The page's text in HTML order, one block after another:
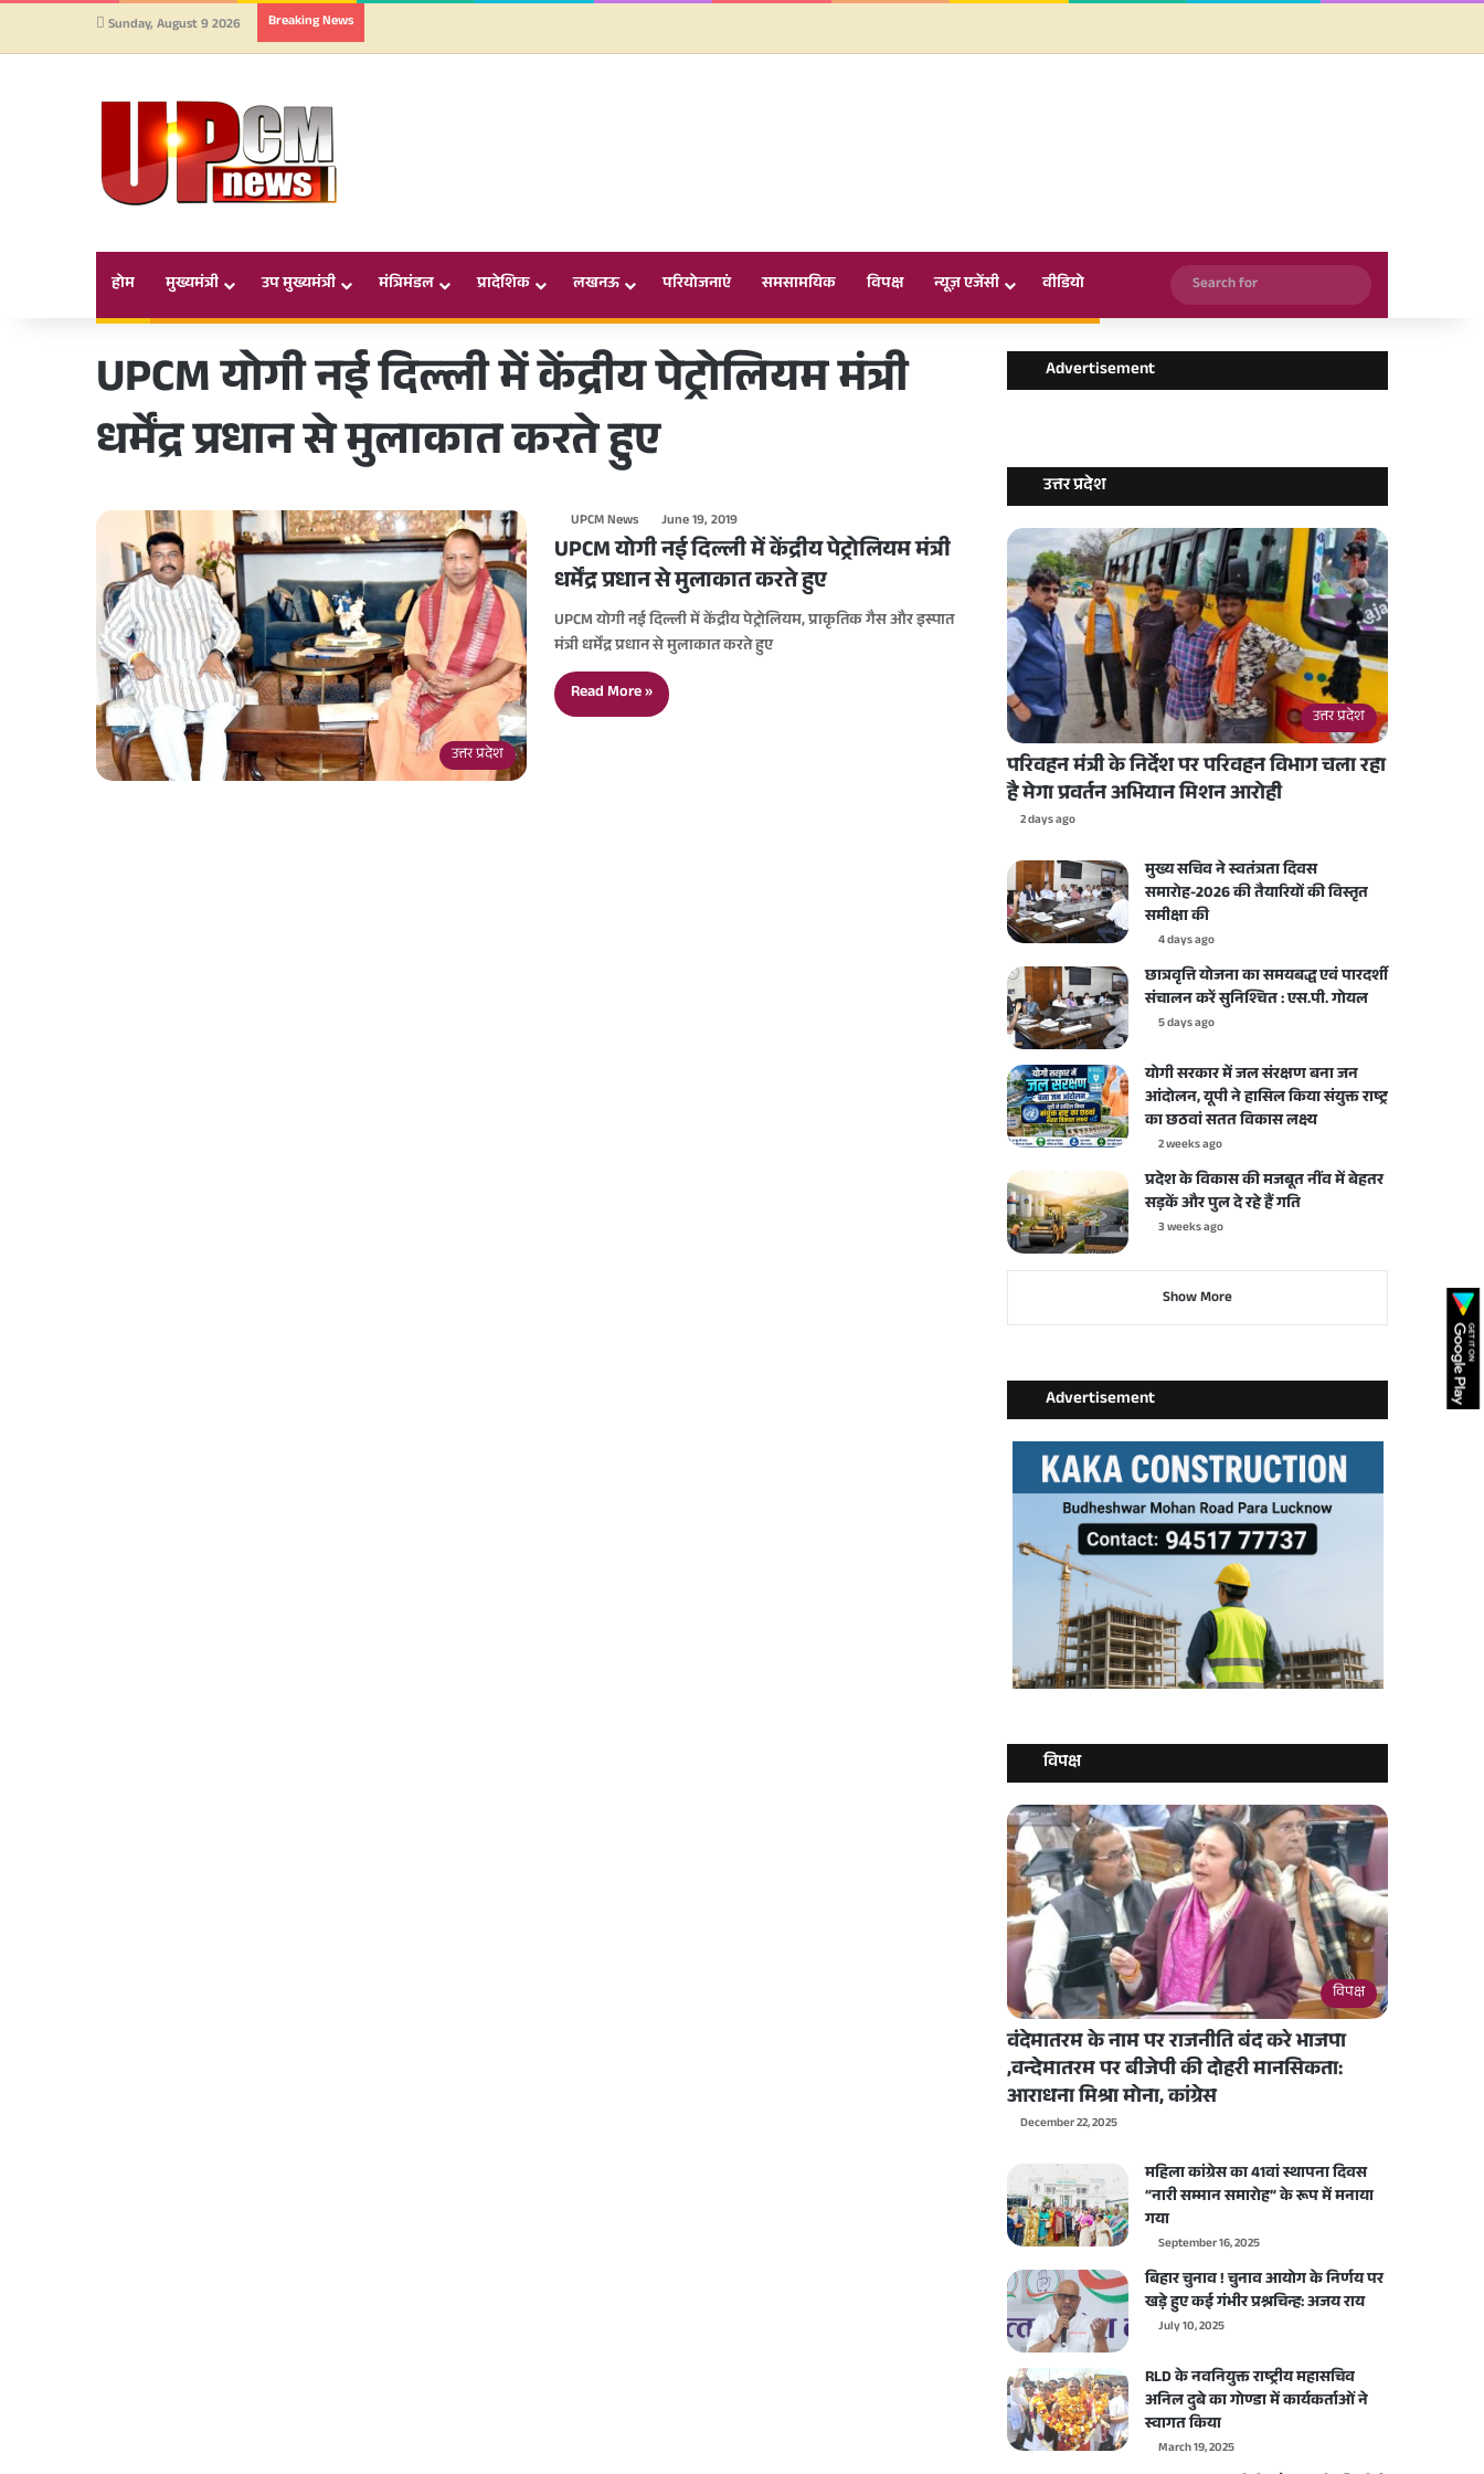
Sunday, August 9 2026 Breaking News
होम मुख्यमंत्री उप मुख्यमंत्री मंत्रिमंडल प्रादेशिक लखनऊ परियोजनाएं समसामयिक विपक्ष न्यूज़ एजेंसी वीडियो
Search
for
UPCM योगी नई दिल्ली में केंद्रीय पेट्रोलियम मंत्री
धर्मेंद्र प्रधान से मुलाकात करते हुए
उत्तर प्रदेश
UPCM News June 19, 2019
UPCM योगी नई दिल्ली में केंद्रीय पेट्रोलियम मंत्री
धर्मेंद्र प्रधान से मुलाकात करते हुए
UPCM योगी नई दिल्ली में केंद्रीय पेट्रोलियम, प्राकृतिक गैस और इस्पात
मंत्री धर्मेंद्र प्रधान से मुलाकात करते हुए
Read More »
Advertisement
उत्तर प्रदेश
उत्तर प्रदेश
परिवहन मंत्री के निर्देश पर परिवहन विभाग चला रहा
है मेगा प्रवर्तन अभियान मिशन आरोही
2 days ago
मुख्य सचिव ने स्वतंत्रता दिवस
समारोह-2026 की तैयारियों की विस्तृत
समीक्षा की
4 days ago
छात्रवृत्ति योजना का समयबद्ध एवं पारदर्शी
संचालन करें सुनिश्चित : एस.पी. गोयल
5 days ago
योगी सरकार में जल संरक्षण बना जन
आंदोलन, यूपी ने हासिल किया संयुक्त राष्ट्र
का छठवां सतत विकास लक्ष्य
2 weeks ago
प्रदेश के विकास की मजबूत नींव में बेहतर
सड़कें और पुल दे रहे हैं गति
3 weeks ago
Show More
Advertisement
विपक्ष
विपक्ष
वंदेमातरम के नाम पर राजनीति बंद करे भाजपा
,वन्देमातरम पर बीजेपी की दोहरी मानसिकता:
आराधना मिश्रा मोना, कांग्रेस
December 22, 2025
महिला कांग्रेस का 41वां स्थापना दिवस
“नारी सम्मान समारोह” के रूप में मनाया
गया
September 16, 2025
बिहार चुनाव ! चुनाव आयोग के निर्णय पर
खड़े हुए कई गंभीर प्रश्नचिन्ह: अजय राय
July 10, 2025
RLD के नवनियुक्त राष्ट्रीय महासचिव
अनिल दुबे का गोण्डा में कार्यकर्ताओं ने
स्वागत किया
March 19, 2025